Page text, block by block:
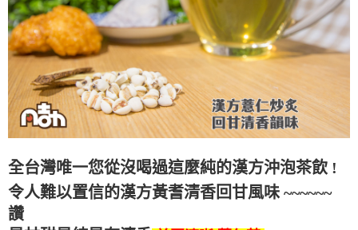
全台灣唯一您從沒喝過這麼純的漢方沖泡茶飲 !
令人難以置信的漢方黃耆清香回甘風味 ~~~~~~
讚